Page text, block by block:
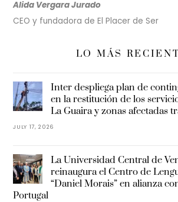
Alida Vergara Jurado
CEO y fundadora de El Placer de Ser
LO MÁS
Inter despliega plan de
en la restitución de los
La Guaira y zonas afectadas
JULY 17, 2026
La Universidad Central de
reinaugura el Centro de
“Daniel Morais” en alianza
Portugal